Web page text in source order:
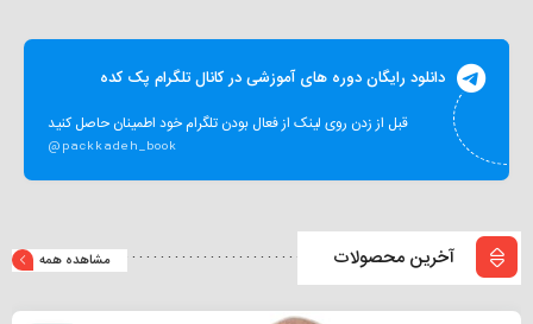
دانلود رایگان دوره های آموزشی در کانال تلگرام پک کده
قبل از زدن روی لینک از فعال بودن تلگرام خود اطمینان حاصل کنید
@packkadeh_book
آخرین محصولات مشاهده همه